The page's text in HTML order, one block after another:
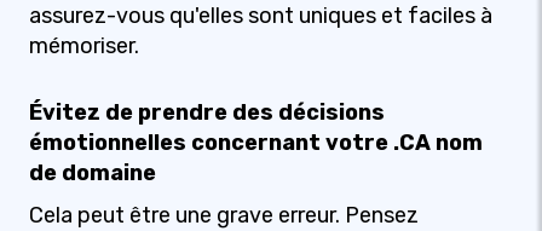
assurez-vous qu'elles sont uniques et faciles à
mémoriser.
Évitez de prendre des décisions
émotionnelles concernant votre .CA nom
de domaine
Cela peut être une grave erreur. Pensez